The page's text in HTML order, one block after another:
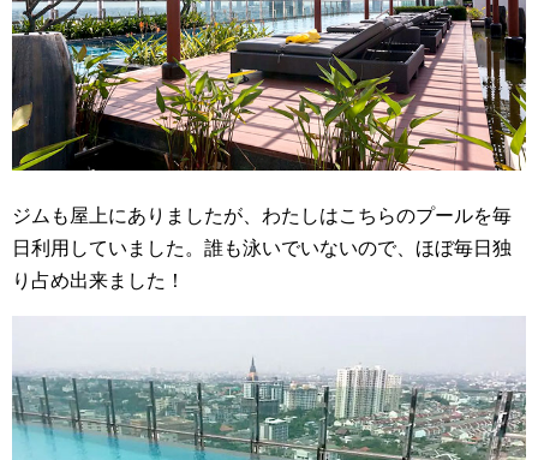
ジムも屋上にありましたが、わたしはこちらのプールを毎
日利用していました。誰も泳いでいないので、ほぼ毎日独
り占め出来ました！